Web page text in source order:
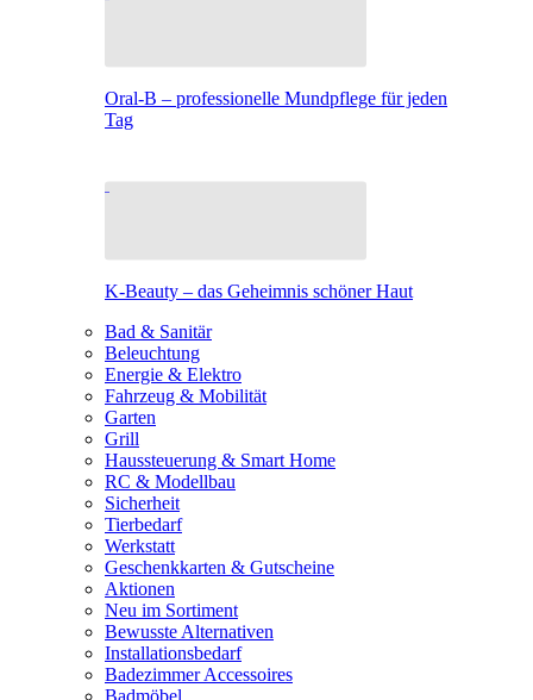
Oral-B – professionelle Mundpflege für jeden
Tag
K-Beauty – das Geheimnis schöner Haut
Bad & Sanitär
Beleuchtung
Energie & Elektro
Fahrzeug & Mobilität
Garten
Grill
Haussteuerung & Smart Home
RC & Modellbau
Sicherheit
Tierbedarf
Werkstatt
Geschenkkarten & Gutscheine
Aktionen
Neu im Sortiment
Bewusste Alternativen
Installationsbedarf
Badezimmer Accessoires
Badmöbel